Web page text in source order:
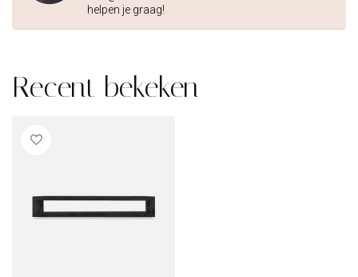
helpen je graag!
Recent bekeken